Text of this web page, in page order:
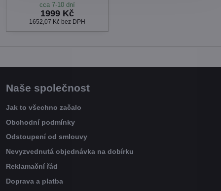
cca 7-10 dní
1999 Kč
1652,07 Kč bez DPH
Naše společnost
Jak to všechno začalo
Obchodní podmínky
Odstoupení od smlouvy
Nevyzvednutá objednávka na dobírku
Reklamační řád
Doprava a platba